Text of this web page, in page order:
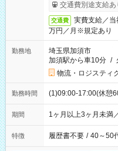
交通費別途支給あ
交通費
実費支給／
万円／月※規定あり
勤務地
埼玉県加須市
加須駅から車10分 /
物流・ロジスティ
勤務時間 (1)09:00-17:00(休憩
期間 1ヶ月以上3ヶ月未満
特徴 履歴書不要 / 40～50